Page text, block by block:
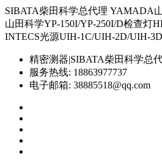
SIBATA柴田科学总代理 YAMADA
山田科学YP-150I/YP-250I/D检查灯
INTECS光源UIH-1C/UIH-2D/UIH-
精密测器|SIBATA柴田科学总
服务热线: 18863977737
电子邮箱: 38885518@qq.com